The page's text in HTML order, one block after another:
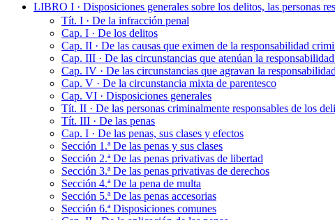
LIBRO I · Disposiciones generales sobre los delitos, las personas
Tít. I · De la infracción penal
Cap. I · De los delitos
Cap. II · De las causas que eximen de la responsabilidad
Cap. III · De las circunstancias que atenúan la
Cap. IV · De las circunstancias que agravan la
Cap. V · De la circunstancia mixta de parentesco
Cap. VI · Disposiciones generales
Tít. II · De las personas criminalmente responsables de los
Tít. III · De las penas
Cap. I · De las penas, sus clases y efectos
Sección 1.ª De las penas y sus clases
Sección 2.ª De las penas privativas de libertad
Sección 3.ª De las penas privativas de derechos
Sección 4.ª De la pena de multa
Sección 5.ª De las penas accesorias
Sección 6.ª Disposiciones comunes